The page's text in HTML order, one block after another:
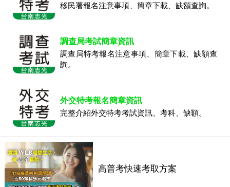
移民署報名注意事項、簡章下載、缺額查詢。
調查局考試簡章資訊
調查局特考報名注意事項、簡章下載、缺額查
詢。
外交特考報名簡章資訊
完整介紹外交特考考試資訊、考科、缺額。
高普考快速考取方案